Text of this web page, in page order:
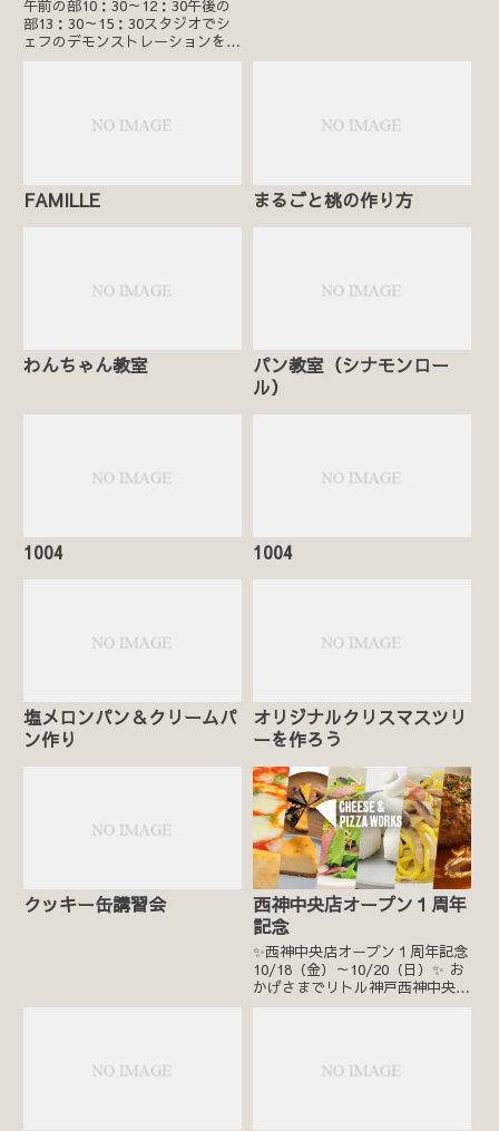
午前の部10：30～12：30午後の
部13：30～15：30スタジオでシ
ェフのデモンストレーションを見
学後、カフェにて皿盛りデザート
ン＆トロピカルジャ...
FAMILLE まるごと桃の作り方
わんちゃん教室
パン教室（シナモンロー
ル）
1004 1004
塩メロンパン＆クリームパ
ン作り
オリジナルクリスマスツリ
ーを作ろう
クッキー缶講習会
西神中央店オープン１周年
記念
✨西神中央店オープン１周年記念
10/18（金）～10/20（日）✨ お
かげさまでリトル神戸西神中央店
は１周年を迎えることができまし
ますが、日頃の感謝を...